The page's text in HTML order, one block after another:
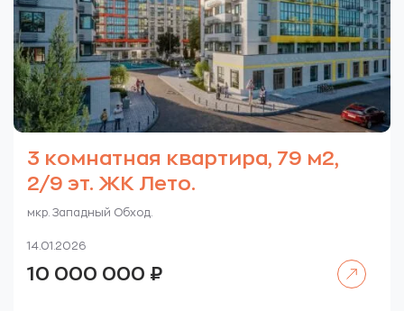
3 комнатная квартира, 79 м2,
2/9 эт. ЖК Лето.
мкр. Западный Обход.
14.01.2026
10 000 000 ₽